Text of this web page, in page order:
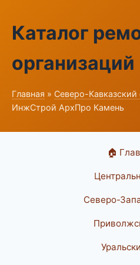
Каталог
организаций
Главная » Северо-
ИнжСтрой АрхПро Камень
🏠
Северо-